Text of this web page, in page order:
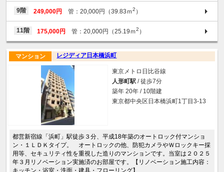
9階 249,000円 管：20,000円（39.83ｍ2 ）
11階 175,000円 管：20,000円（25.19ｍ2 ）
レジディア日本橋浜町
マンション
東京メトロ日比谷線
人形町駅 / 徒歩7分
築年 20年 / 10階建
東京都中央区日本橋浜町1丁目3-13
都営新宿線「浜町」駅徒歩３分、平成18年築のオートロック付マンショ
ン・１ＬＤＫタイプ。 オートロックの他、防犯カメラやＷロックキー採
用等、セキュリティ性を重視した造りのマンションです。当室は２０２５
年３月リノベーション実施済のお部屋です。【リノベーション施工内容：